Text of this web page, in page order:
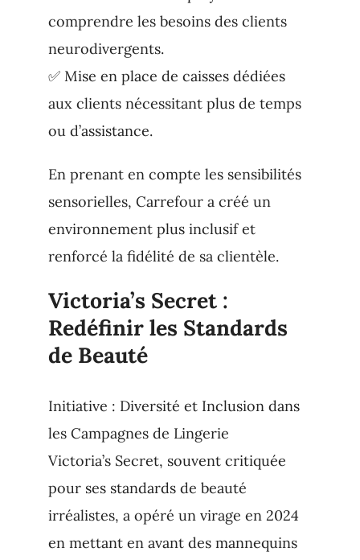
comprendre les besoins des clients
neurodivergents.
✅ Mise en place de caisses dédiées
aux clients nécessitant plus de temps
ou d’assistance.
En prenant en compte les sensibilités
sensorielles, Carrefour a créé un
environnement plus inclusif et
renforcé la fidélité de sa clientèle.
Victoria’s Secret :
Redéfinir les Standards
de Beauté
Initiative : Diversité et Inclusion dans
les Campagnes de Lingerie
Victoria’s Secret, souvent critiquée
pour ses standards de beauté
irréalistes, a opéré un virage en 2024
en mettant en avant des mannequins